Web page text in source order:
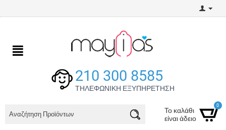
210 300 8585
ΤΗΛΕΦΩΝΙΚΗ ΕΞΥΠΗΡΕΤΗΣΗ
Το καλάθι
είναι άδειο
0